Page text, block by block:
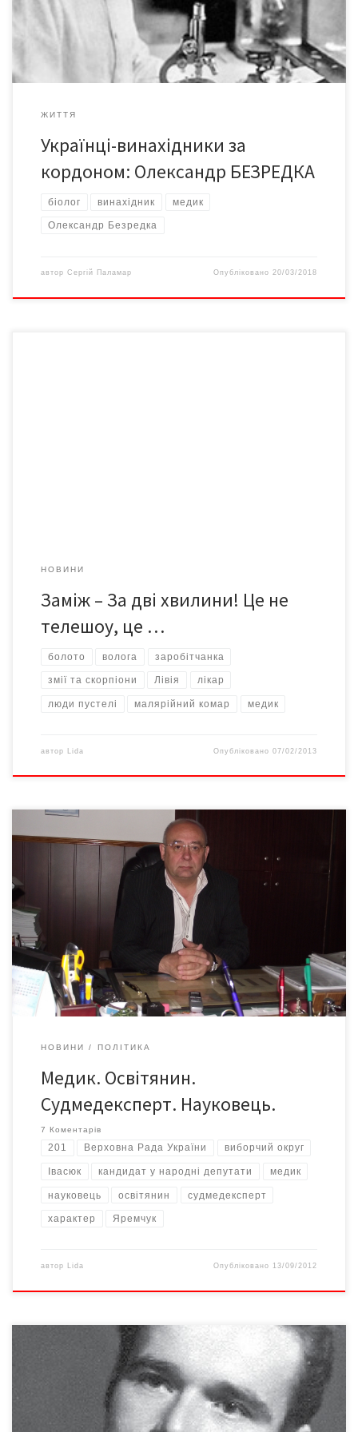
метод десенсибілізації, послідовник Іллі Мечникова.
Народився 27 березня (8 квітня) 1870 р. в Одесі. І там […]
ЖИТТЯ
Українці-винахідники за
кордоном: Олександр БЕЗРЕДКА
біолог винахідник медик
Олександр Безредка
автор Сергій Паламар Опубліковано20/03/2018
НОВИНИ
Заміж – За дві хвилини! Це не
телешоу, це …
болото волога заробітчанка
змії та скорпіони Лівія лікар
люди пустелі малярійний комар медик
автор Lida Опубліковано07/02/2013
Він дружив з Івасюком та Яремчуком і сказав усю правду про
алопецію. Твердий характер – козир Віктора Бачинського
Віктор БАЧИНСЬКИЙ – кандидат у народні депутати Верховної
Ради України по 201-му Чернівецькому виборчому округу
«Шлях людських доль незбагненний… Хіба ж я міг знати у ті
часи, що мої товариші Володимир Івасюк […]
НОВИНИ ПОЛІТИКА
Медик. Освітянин.
Судмедексперт. Науковець.
7 Коментарів
201 Верховна Рада України виборчий округ
Івасюк кандидат у народні депутати медик
науковець освітянин судмедексперт
характер Яремчук
автор Lida Опубліковано 13/09/2012
На цікаву для читачів «Версій» зустріч вирушила до Вашківців,
де на тихій бічній вуличці в самому центрі, у старовинному
будинку розташований Вашківецький медичний коледж БДМУ,